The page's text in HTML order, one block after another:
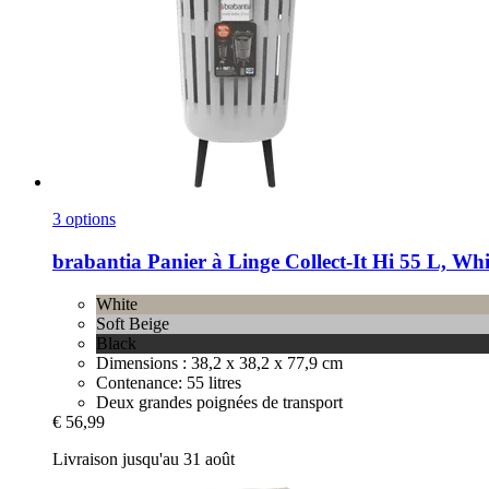
3 options
brabantia Panier à Linge Collect-​It Hi 55 L,
White
Soft Beige
Black
Dimensions : 38,2 x 38,2 x 77,9 cm
Contenance: 55 litres
Deux grandes poignées de transport
€ 56,99
Livraison jusqu'au 31 août